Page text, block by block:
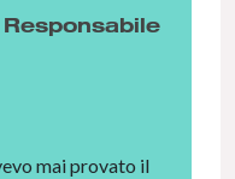
mai provato il